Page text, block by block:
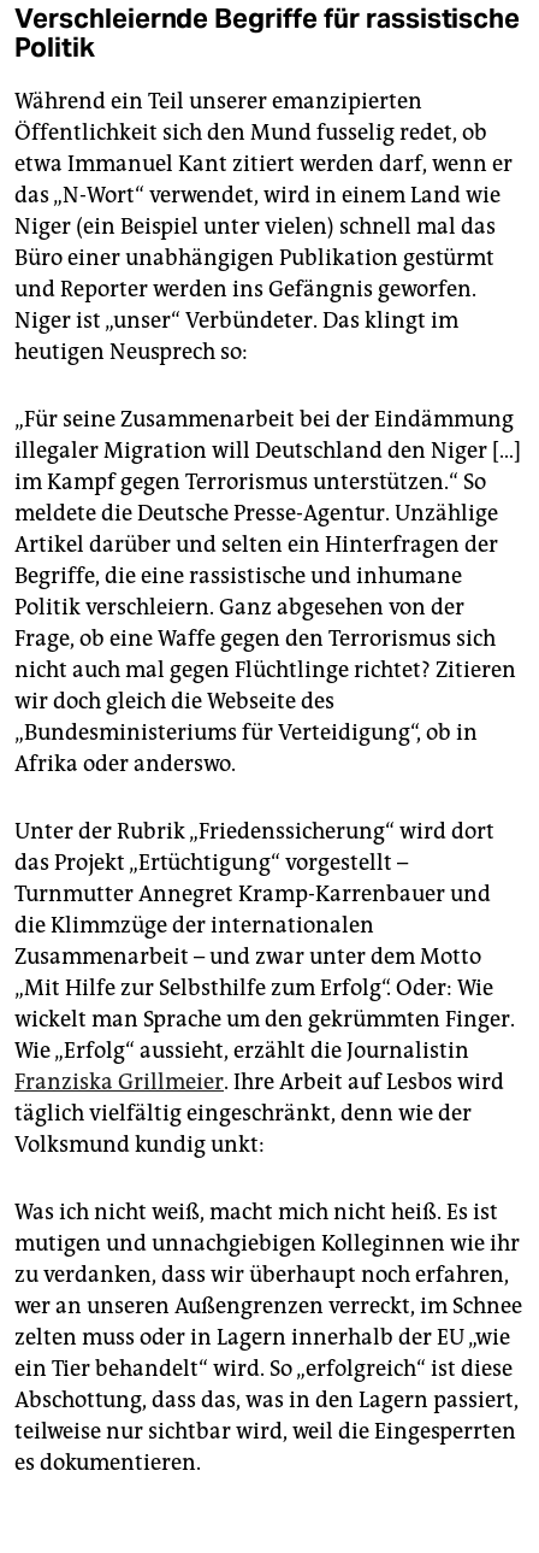
Verschleiernde Begriffe für rassistische
Politik
Während ein Teil unserer emanzipierten
Öffentlichkeit sich den Mund fusselig redet, ob
etwa Immanuel Kant zitiert werden darf, wenn er
das „N-Wort“ verwendet, wird in einem Land wie
Niger (ein Beispiel unter vielen) schnell mal das
Büro einer unabhängigen Publikation gestürmt
und Reporter werden ins Gefängnis geworfen.
Niger ist „unser“ Verbündeter. Das klingt im
heutigen Neusprech so:
„Für seine Zusammenarbeit bei der Eindämmung
illegaler Migration will Deutschland den Niger […]
im Kampf gegen Terrorismus unterstützen.“ So
meldete die Deutsche Presse-Agentur. Unzählige
Artikel darüber und selten ein Hinterfragen der
Begriffe, die eine rassistische und inhumane
Politik verschleiern. Ganz abgesehen von der
Frage, ob eine Waffe gegen den Terrorismus sich
nicht auch mal gegen Flüchtlinge richtet? Zitieren
wir doch gleich die Webseite des
„Bundesministeriums für Verteidigung“, ob in
Afrika oder anderswo.
Unter der Rubrik „Friedenssicherung“ wird dort
das Projekt „Ertüchtigung“ vorgestellt –
Turnmutter Annegret Kramp-Karrenbauer und
die Klimmzüge der internationalen
Zusammenarbeit – und zwar unter dem Motto
„Mit Hilfe zur Selbsthilfe zum Erfolg“. Oder: Wie
wickelt man Sprache um den gekrümmten Finger.
Wie „Erfolg“ aussieht, erzählt die Journalistin
Franziska Grillmeier. Ihre Arbeit auf Lesbos wird
täglich vielfältig eingeschränkt, denn wie der
Volksmund kundig unkt:
Was ich nicht weiß, macht mich nicht heiß. Es ist
mutigen und unnachgiebigen Kolleginnen wie ihr
zu verdanken, dass wir überhaupt noch erfahren,
wer an unseren Außengrenzen verreckt, im Schnee
zelten muss oder in Lagern innerhalb der EU „wie
ein Tier behandelt“ wird. So „erfolgreich“ ist diese
Abschottung, dass das, was in den Lagern passiert,
teilweise nur sichtbar wird, weil die Eingesperrten
es dokumentieren.